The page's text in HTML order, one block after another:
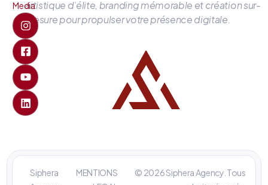
artistique d’élite, branding mémorable et création sur-
mesure pour propulser votre présence digitale.
Media
Siphera
MENTIONS
© 2026 Siphera Agency. Tous